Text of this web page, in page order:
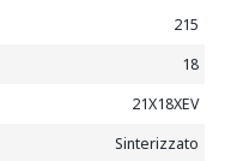
215
18
21X18XEV
Sinterizzato